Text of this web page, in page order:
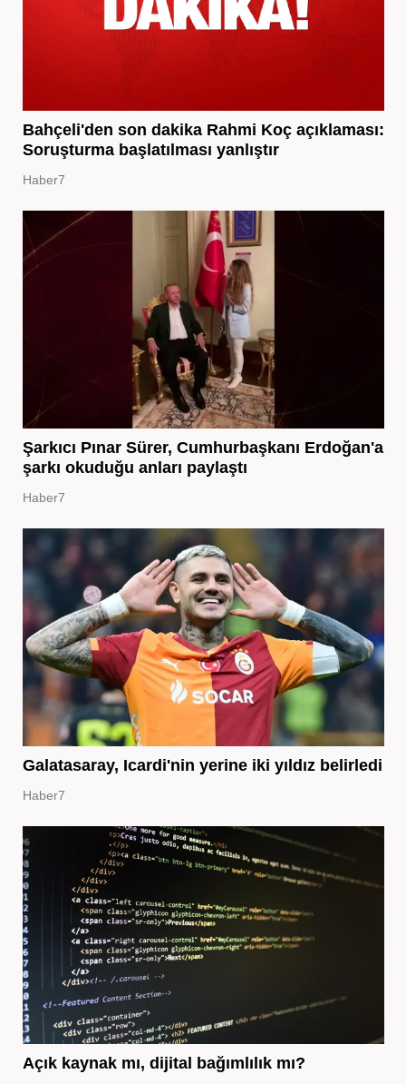
Bahçeli'den son dakika Rahmi Koç açıklaması:
Soruşturma başlatılması yanlıştır
Haber7
Şarkıcı Pınar Sürer, Cumhurbaşkanı Erdoğan'a
şarkı okuduğu anları paylaştı
Haber7
Galatasaray, Icardi'nin yerine iki yıldız belirledi
Haber7
Açık kaynak mı, dijital bağımlılık mı?